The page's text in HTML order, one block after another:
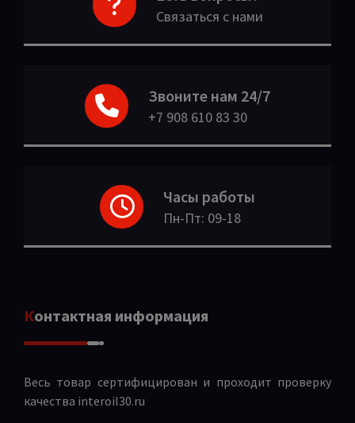
Связаться с нами
Звоните нам 24/7
+7 908 610 83 30
Часы работы
Пн-Пт: 09-18
Контактная информация
Весь товар сертифицирован и проходит проверку
качества interoil30.ru